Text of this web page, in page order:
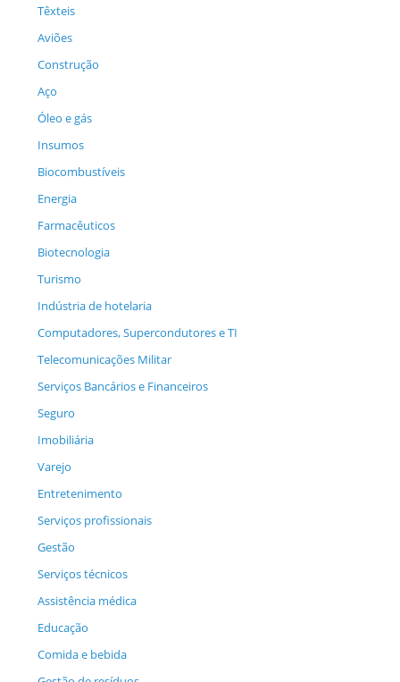
Têxteis
Aviões
Construção
Aço
Óleo e gás
Insumos
Biocombustíveis
Energia
Farmacêuticos
Biotecnologia
Turismo
Indústria de hotelaria
Computadores, Supercondutores e TI
Telecomunicações Militar
Serviços Bancários e Financeiros
Seguro
Imobiliária
Varejo
Entretenimento
Serviços profissionais
Gestão
Serviços técnicos
Assistência médica
Educação
Comida e bebida